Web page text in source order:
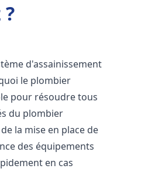
d'assainissement
le plombier
pour résoudre tous
du plombier
la mise en place de
des équipements
en cas